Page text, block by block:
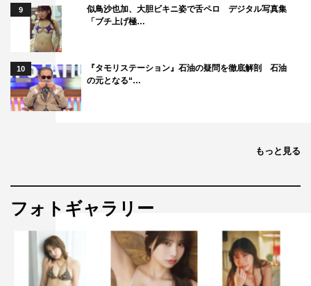
9
似鳥沙也加、大胆ビキニ姿で舌ペロ デジタル写真集
「ブチ上げ極…
10
『タモリステーション』石油の疑問を徹底解剖 石油
の元となる“…
もっと見る
フォトギャラリー